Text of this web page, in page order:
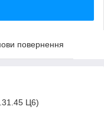
повернення
Ц6)